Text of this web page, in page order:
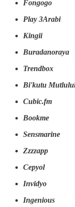
Fongogo
Play 3Arabi
Kingii
Buradanoraya
Trendbox
Bi'kutu
Cubic.fm
Bookme
Sensmarine
Zzzzapp
Cepyol
Invidyo
Ingenious